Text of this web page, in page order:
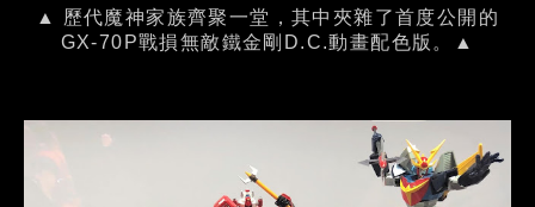
▲ 歷代魔神家族齊聚一堂，其中夾雜了首度公開的
GX-70P戰損無敵鐵金剛D.C.動畫配色版。▲